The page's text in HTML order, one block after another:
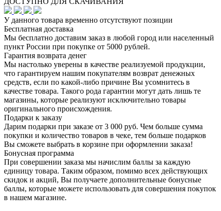
У данного товара временно отсутствуют позиции
Бесплатная доставка
Мы бесплатно доставим заказ в любой город или населенный
пункт России при покупке от 5000 рублей.
Гарантия возврата денег
Мы настолько уверены в качестве реализуемой продукции,
что гарантируем нашим покупателям возврат денежных
средств, если по какой-либо причине Вы усомнитесь в
качестве товара. Такого рода гарантии могут дать лишь те
магазины, которые реализуют исключительно товары
оригинального происхождения.
Подарки к заказу
Дарим подарки при заказе от 3 000 руб. Чем больше сумма
покупки и количество товаров в чеке, тем больше подарков
Вы сможете выбрать в корзине при оформлении заказа!
Бонусная программа
При совершении заказа мы начислим баллы за каждую
единицу товара. Таким образом, помимо всех действующих
скидок и акций, Вы получаете дополнительные бонусные
баллы, которые можете использовать для совершения покупок
в нашем магазине.